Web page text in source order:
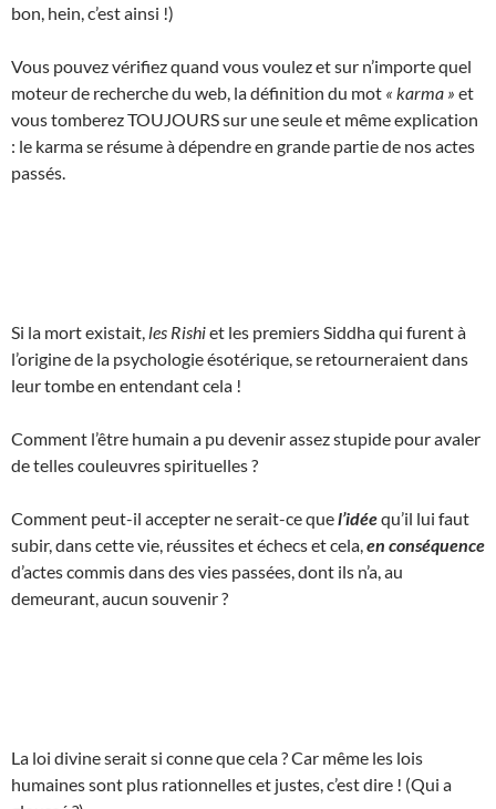
bon, hein, c’est ainsi !)
Vous pouvez vérifiez quand vous voulez et sur n’importe quel
moteur de recherche du web, la définition du mot « karma » et
vous tomberez TOUJOURS sur une seule et même explication
: le karma se résume à dépendre en grande partie de nos actes
passés.
Si la mort existait, les Rishiet les premiers Siddha qui furent à
l’origine de la psychologie ésotérique, se retourneraient dans
leur tombe en entendant cela !
Comment l’être humain a pu devenir assez stupide pour avaler
de telles couleuvres spirituelles ?
Comment peut-il accepter ne serait-ce quel’idéequ’il lui faut
subir, dans cette vie, réussites et échecs et cela, en conséquence
d’actes commis dans des vies passées, dont ils n’a, au
demeurant, aucun souvenir ?
La loi divine serait si conne que cela ? Car même les lois
humaines sont plus rationnelles et justes, c’est dire ! (Qui a